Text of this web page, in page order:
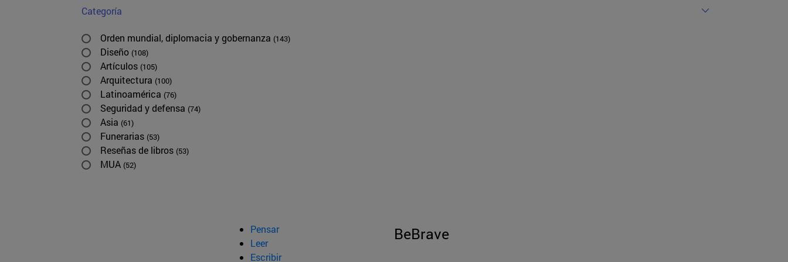
Categoría
Orden mundial, diplomacia y gobernanza (143)
Diseño (108)
Artículos (105)
Arquitectura (100)
Latinoamérica (76)
Seguridad y defensa (74)
Asia (61)
Funerarias (53)
Reseñas de libros (53)
MUA (52)
Pensar
Leer
Escribir
BeBrave